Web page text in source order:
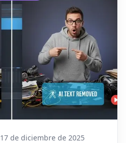
17 de diciembre de 2025